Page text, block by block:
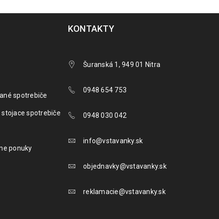
spotrebiče
stojace spotrebiče
ponuky
KONTAKTY
Šuranská 1, 949 01 Nitra
0948 654 753
0948 030 042
info@vstavanky.sk
objednavky@vstavanky.sk
reklamacie@vstavanky.sk